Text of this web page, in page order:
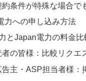
約条件が特殊な場合で
力への申し込み方法
とJapan電力の料金
者の皆様：比較リクエ
告主・ASP担当者様：